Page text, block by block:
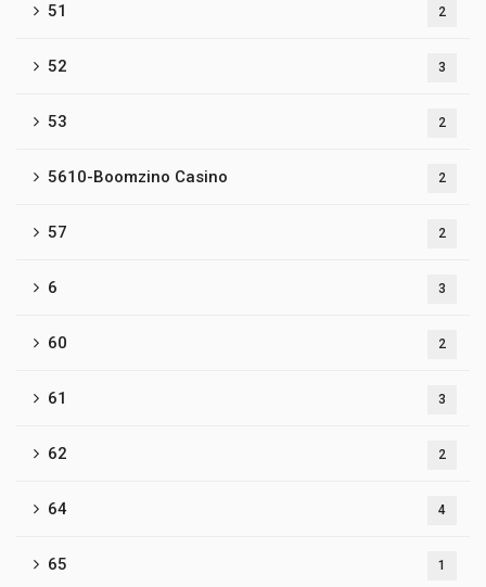
51 2
52 3
53 2
5610-Boomzino Casino 2
57 2
6 3
60 2
61 3
62 2
64 4
65 1